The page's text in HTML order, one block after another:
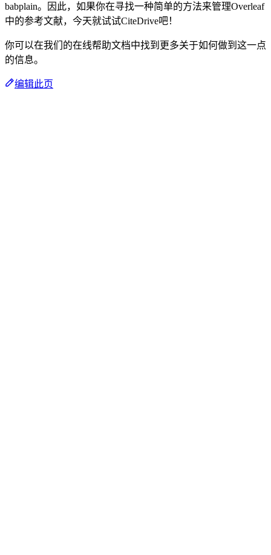
babplain。因此，如果你在寻找一种简单的方法来管理Overleaf
中的参考文献，今天就试试CiteDrive吧！
你可以在我们的在线帮助文档中找到更多关于如何做到这一点
的信息。
编辑此页